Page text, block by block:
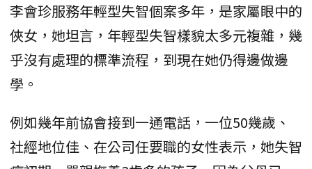
李會珍服務年輕型失智個案多年，是家屬眼中的
俠女，她坦言，年輕型失智樣貌太多元複雜，幾
乎沒有處理的標準流程，到現在她仍得邊做邊
學。
例如幾年前協會接到一通電話，一位50幾歲、
社經地位佳、在公司任要職的女性表示，她失智